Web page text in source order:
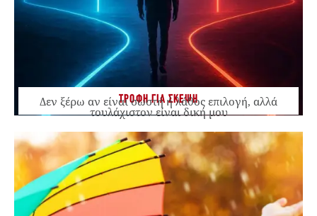
ΤΡΟΦΗ ΓΙΑ ΣΚΕΨΗ
Δεν ξέρω αν είναι σωστή ή λάθος επιλογή, αλλά
τουλάχιστον είναι δική μου